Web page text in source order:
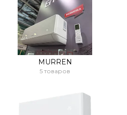
MURREN
5 товаров